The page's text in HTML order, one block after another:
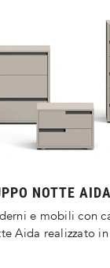
NOTTE AIDA
e mobili con
Aida realizzato